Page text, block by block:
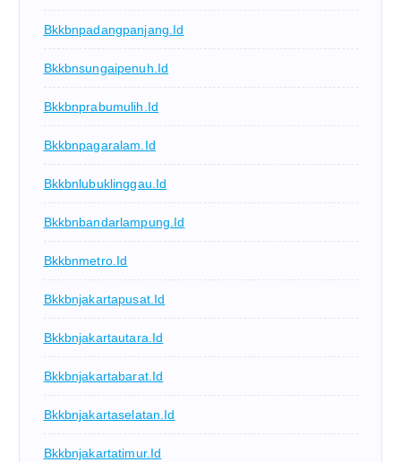
Bkkbnpadangpanjang.id
Bkkbnsungaipenuh.id
Bkkbnprabumulih.id
Bkkbnpagaralam.id
Bkkbnlubuklinggau.id
Bkkbnbandarlampung.id
Bkkbnmetro.id
Bkkbnjakartapusat.id
Bkkbnjakartautara.id
Bkkbnjakartabarat.id
Bkkbnjakartaselatan.id
Bkkbnjakartatimur.id